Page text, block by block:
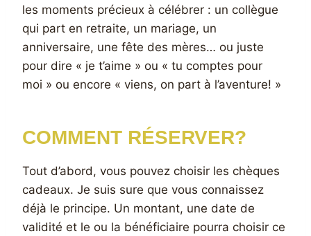
les moments précieux à célébrer : un collègue
qui part en retraite, un mariage, un
anniversaire, une fête des mères… ou juste
pour dire « je t’aime » ou « tu comptes pour
moi » ou encore « viens, on part à l’aventure! »
COMMENT RÉSERVER?
Tout d’abord, vous pouvez choisir les chèques
cadeaux. Je suis sure que vous connaissez
déjà le principe. Un montant, une date de
validité et le ou la bénéficiaire pourra choisir ce